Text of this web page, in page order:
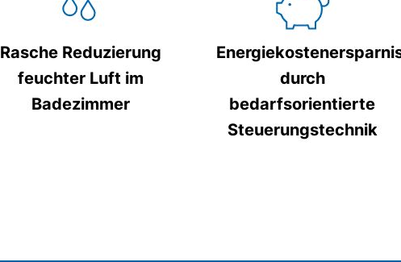
Rasche Reduzierung
feuchter Luft im
Badezimmer
durch
bedarfsorientierte
Steuerungstechnik